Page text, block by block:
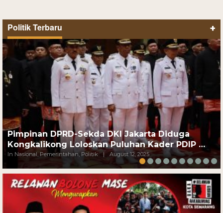
Politik Terbaru +
Pimpinan DPRD-Sekda DKI Jakarta Diduga
Kongkalikong Loloskan Puluhan Kader PDIP …
In Nasional, Pemerintahan, Politik | August 12, 2025